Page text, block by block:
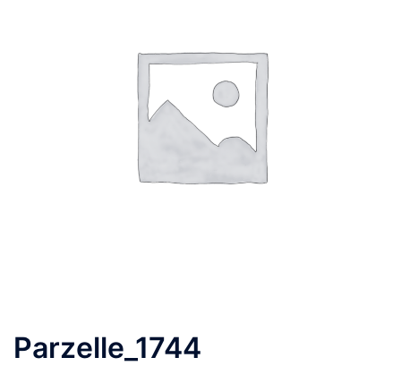
Parzelle_1744